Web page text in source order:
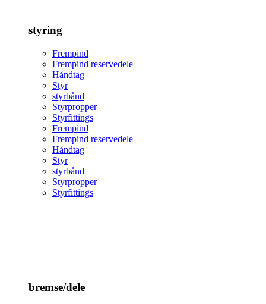
styring
Frempind
Frempind reservedele
Håndtag
Styr
styrbånd
Styrpropper
Styrfittings
Frempind
Frempind reservedele
Håndtag
Styr
styrbånd
Styrpropper
Styrfittings
bremse/dele